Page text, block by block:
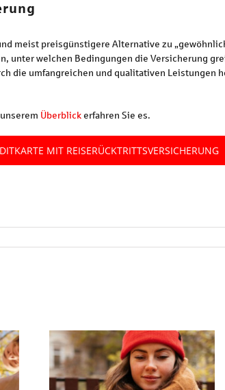
meist preisgünstigere Alternative zu
unter welchen Bedingungen die Versicherung
die umfangreichen und qualitativen Leistungen
Überblickerfahren Sie es.
MIT REISERÜCKTRITTSVERSICHERUNG